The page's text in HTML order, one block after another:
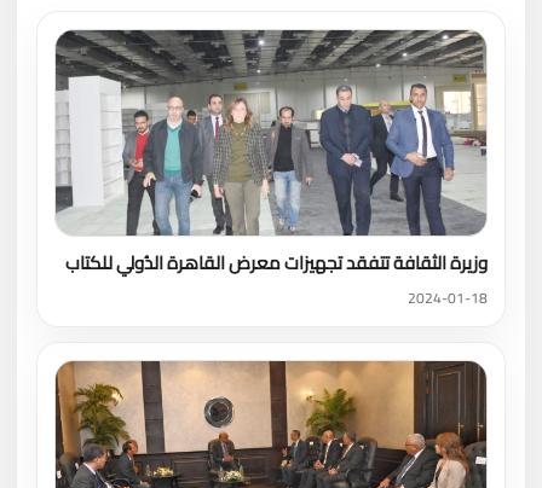
وزيرة الثقافة تتفقد تجهيزات معرض القاهرة الدُولي للكتاب
2024-01-18